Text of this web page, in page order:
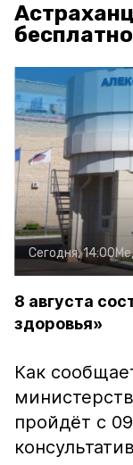
Сегодня, 14:00
8 августа
здоровья»
Как
пройдёт с